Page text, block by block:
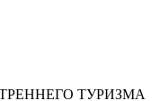
ТУРИЗМА